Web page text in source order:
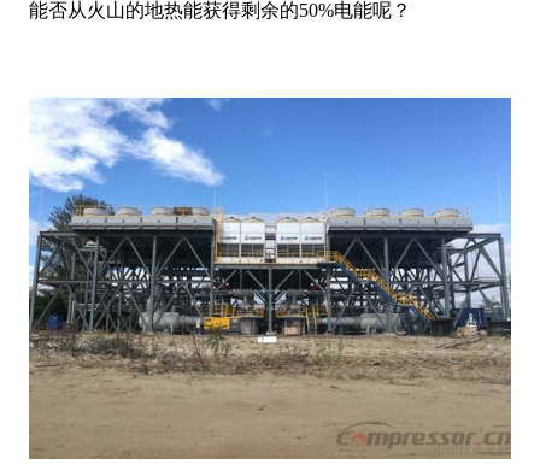
能否从火山的地热能获得剩余的50%电能呢？